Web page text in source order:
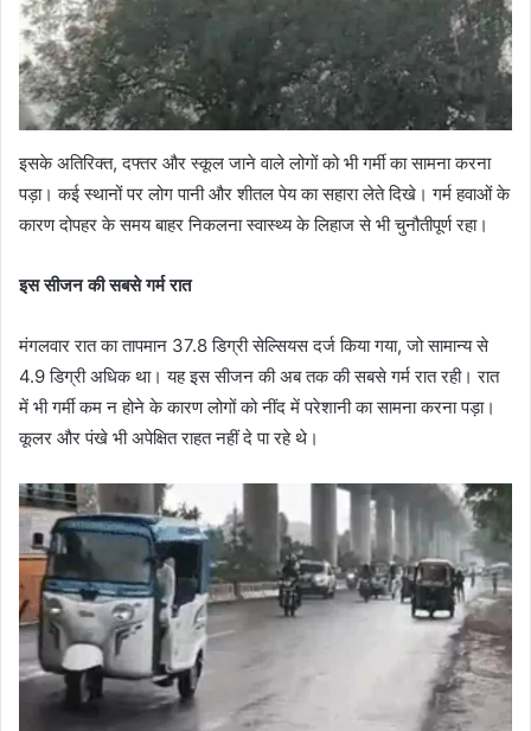
इसके अतिरिक्त, दफ्तर और स्कूल जाने वाले लोगों को भी गर्मी का सामना करना
पड़ा। कई स्थानों पर लोग पानी और शीतल पेय का सहारा लेते दिखे। गर्म हवाओं के
कारण दोपहर के समय बाहर निकलना स्वास्थ्य के लिहाज से भी चुनौतीपूर्ण रहा।
इस सीजन की सबसे गर्म रात
मंगलवार रात का तापमान 37.8 डिग्री सेल्सियस दर्ज किया गया, जो सामान्य से
4.9 डिग्री अधिक था। यह इस सीजन की अब तक की सबसे गर्म रात रही। रात
में भी गर्मी कम न होने के कारण लोगों को नींद में परेशानी का सामना करना पड़ा।
कूलर और पंखे भी अपेक्षित राहत नहीं दे पा रहे थे।